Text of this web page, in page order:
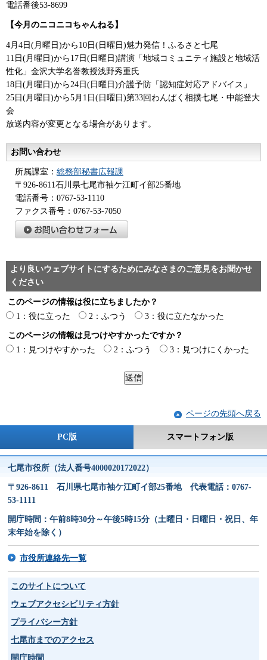
電話番後53-8699
【今月のニコニコちゃんねる】
4月4日(月曜日)から10日(日曜日)魅力発信！ふるさと七尾
11日(月曜日)から17日(日曜日)講演「地域コミュニティ施設と地域活
性化」金沢大学名誉教授浅野秀重氏
18日(月曜日)から24日(日曜日)介護予防「認知症対応アドバイス」
25日(月曜日)から5月1日(日曜日)第33回わんぱく相撲七尾・中能登大
会
放送内容が変更となる場合があります。
お問い合わせ
所属課室： 総務部秘書広報課
〒926-8611石川県七尾市袖ケ江町イ部25番地
電話番号：0767-53-1110
ファクス番号：0767-53-7050
より良いウェブサイトにするためにみなさまのご意見をお聞かせ
ください
このページの情報は役に立ちましたか？
1：役に立った
2：ふつう 3：役に立たなかった
このページの情報は見つけやすかったですか？
1：見つけやすかった
2：ふつう 3：見つけにくかった
ページの先頭へ戻る
PC版 スマートフォン版
七尾市役所（法人番号4000020172022）
〒926-8611 石川県七尾市袖ケ江町イ部25番地 代表電話：0767-
53-1111
開庁時間：午前8時30分～午後5時15分（土曜日・日曜日・祝日、年
末年始を除く）
市役所連絡先一覧
このサイトについて
ウェブアクセシビリティ方針
プライバシー方針
七尾市までのアクセス
開庁時間